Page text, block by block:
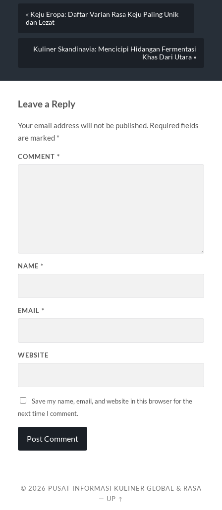
« Keju Eropa: Daftar Varian Rasa Keju Paling Unik
dan Lezat
Kuliner Skandinavia: Mencicipi Hidangan Fermentasi
Khas Dari Utara »
Leave a Reply
Your email address will not be published. Required fields
are marked *
COMMENT *
NAME *
EMAIL *
WEBSITE
Save my name, email, and website in this browser for the
next time I comment.
© 2026 PUSAT INFORMASI KULINER GLOBAL & RASA
— UP ↑